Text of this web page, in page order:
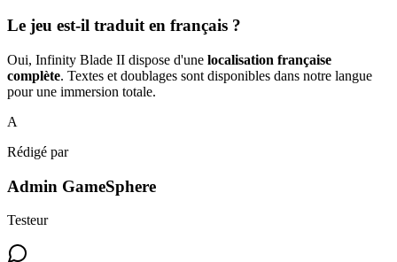
Le jeu est-il traduit en français ?
Oui, Infinity Blade II dispose d'une localisation française
complète. Textes et doublages sont disponibles dans notre langue
pour une immersion totale.
A
Rédigé par
Admin GameSphere
Testeur